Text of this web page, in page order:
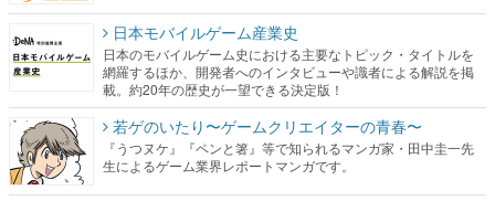
日本モバイルゲーム産業史
日本のモバイルゲーム史における主要なトピック・タイトルを
網羅するほか、開発者へのインタビューや識者による解説を掲
載。約20年の歴史が一望できる決定版！
若ゲのいたり〜ゲームクリエイターの青春〜
『うつヌケ』『ペンと箸』等で知られるマンガ家・田中圭一先
生によるゲーム業界レポートマンガです。